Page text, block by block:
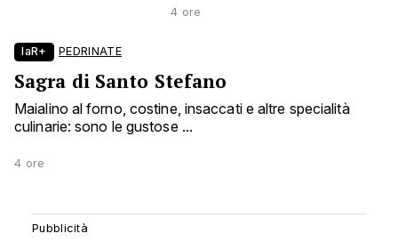
4 ore
laR+ PEDRINATE
Sagra di Santo Stefano
Maialino al forno, costine, insaccati e altre specialità
culinarie: sono le gustose ...
4 ore